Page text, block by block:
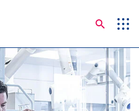
Suche